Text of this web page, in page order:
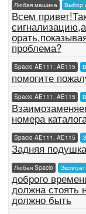
Любая машина Выбор
Всем
проблема?
Spacio AE111, AE115
помогите
Spacio AE111, AE115
номера
Spacio AE111, AE115
Задняя
Любая Spacio
доброго
должна стоять
должно быть